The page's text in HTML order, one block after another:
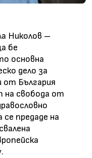
Николов –
бе
основна
дело за
от България
на свобода от
се предаде на